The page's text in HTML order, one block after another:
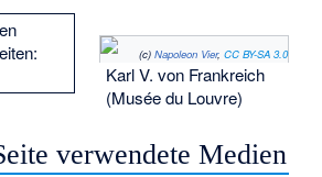
(c) Napoleon Vier, CC BY-SA 3.0
Karl V. von Frankreich
(Musée du Louvre)
verwendete Medien